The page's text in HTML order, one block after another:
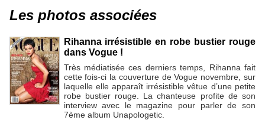
Les photos associées
Rihanna irrésistible en robe bustier rouge
dans Vogue !
Très médiatisée ces derniers temps, Rihanna fait
cette fois-ci la couverture de Vogue novembre, sur
laquelle elle apparaît irrésistible vêtue d’une petite
robe bustier rouge. La chanteuse profite de son
interview avec le magazine pour parler de son
7ème album Unapologetic.